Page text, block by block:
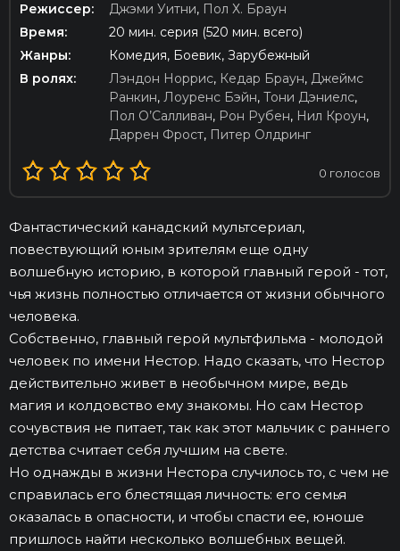
Режиссер:
Джэми Уитни, Пол Х. Браун
Время:
20 мин. серия (520 мин. всего)
Жанры:
Комедия, Боевик, Зарубежный
В ролях:
Лэндон Норрис, Кедар Браун, Джеймс
Ранкин, Лоуренс Бэйн, Тони Дэниелс,
Пол О’Салливан, Рон Рубен, Нил Кроун,
Даррен Фрост, Питер Олдринг
0 голосов
Фантастический канадский мультсериал,
повествующий юным зрителям еще одну
волшебную историю, в которой главный герой - тот,
чья жизнь полностью отличается от жизни обычного
человека.
Собственно, главный герой мультфильма - молодой
человек по имени Нестор. Надо сказать, что Нестор
действительно живет в необычном мире, ведь
магия и колдовство ему знакомы. Но сам Нестор
сочувствия не питает, так как этот мальчик с раннего
детства считает себя лучшим на свете.
Но однажды в жизни Нестора случилось то, с чем не
справилась его блестящая личность: его семья
оказалась в опасности, и чтобы спасти ее, юноше
пришлось найти несколько волшебных вещей.